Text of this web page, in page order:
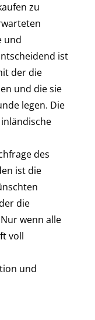
zu
und
ist
der die
und die sie
legen. Die
des
ist die
die
wenn alle
voll
und